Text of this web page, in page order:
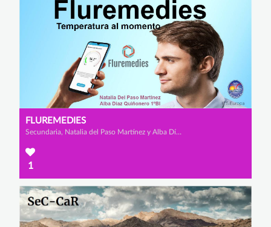
FLUREMEDIES
Secundaria, Natalia del Paso Martínez y Alba Díaz Quiñonero
1